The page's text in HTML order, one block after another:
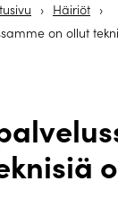
› Häiriöt ›
on ollut